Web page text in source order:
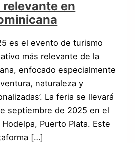
en
es el evento de turismo
más relevante de la
enfocado especialmente
naturaleza y
La feria se llevará
septiembre de 2025 en el
Puerto Plata. Este
[…]